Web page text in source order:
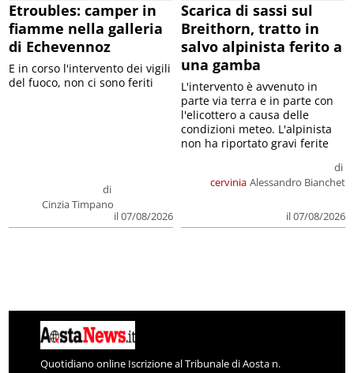
Etroubles: camper in
fiamme nella galleria
di Echevennoz
di
Cinzia Timpano
il 07/08/2026
E in corso l'intervento dei vigili
del fuoco, non ci sono feriti
Scarica di sassi sul
Breithorn, tratto in
salvo alpinista ferito a
una gamba
cervinia
di
Alessandro Bianchet
il 07/08/2026
L'intervento è avvenuto in
parte via terra e in parte con
l'elicottero a causa delle
condizioni meteo. L'alpinista
non ha riportato gravi ferite
Quotidiano online Iscrizione al Tribunale di Aosta n.